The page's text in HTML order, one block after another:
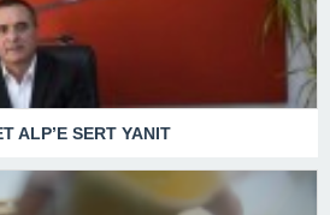
ALP’E SERT YANIT